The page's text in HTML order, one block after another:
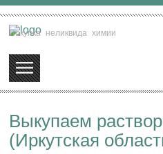
Покупка неликвида химии
Выкупаем
(Иркутская